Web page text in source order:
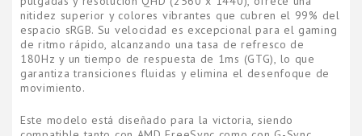
nitidez superior y colores vibrantes que cubren el 99% del
espacio sRGB. Su velocidad es excepcional para el gaming
de ritmo rápido, alcanzando una tasa de refresco de
180Hz y un tiempo de respuesta de 1ms (GTG), lo que
garantiza transiciones fluidas y elimina el desenfoque de
movimiento.
Este modelo está diseñado para la victoria, siendo